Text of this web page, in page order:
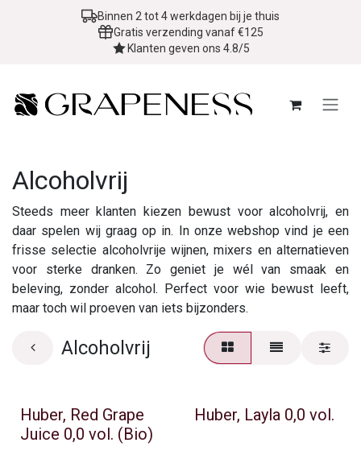
Overslaan naar inhoudBinnen 2 tot 4 werkdagen bij je thuis
Gratis verzending vanaf €125
Klanten geven ons 4.8/5
Alcoholvrij
Steeds meer klanten kiezen bewust voor alcoholvrij, en
daar spelen wij graag op in. In onze webshop vind je een
frisse selectie alcoholvrije wijnen, mixers en alternatieven
voor sterke dranken. Zo geniet je wél van smaak en
beleving, zonder alcohol. Perfect voor wie bewust leeft,
maar toch wil proeven van iets bijzonders.
Alcoholvrij
Huber, Red Grape
Juice 0,0 vol. (Bio)
Huber, Layla 0,0 vol.